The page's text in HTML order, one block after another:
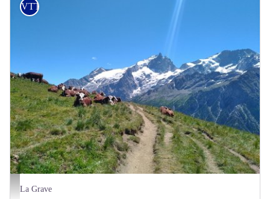
Traversée d'Alpage - M. Buffet
VTT
La Grave